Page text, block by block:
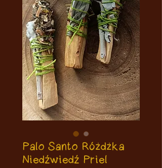
Palo Santo Różdżka
Niedźwiedź Priel